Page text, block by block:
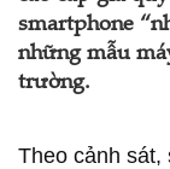
smartphone
những mẫu
trường.
Theo cảnh